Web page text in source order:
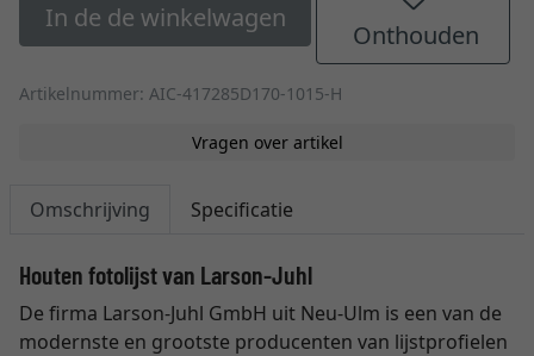
In de de winkelwagen
Onthouden
Artikelnummer: AIC-417285D170-1015-H
Vragen over artikel
Omschrijving Specificatie
Houten fotolijst van Larson-Juhl
De firma Larson-Juhl GmbH uit Neu-Ulm is een van de
modernste en grootste producenten van lijstprofielen